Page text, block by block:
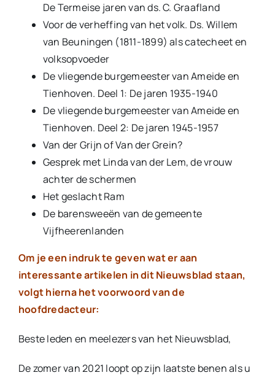
De Termeise jaren van ds. C. Graafland
Voor de verheffing van het volk. Ds. Willem
van Beuningen (1811-1899) als catecheet en
volksopvoeder
De vliegende burgemeester van Ameide en
Tienhoven. Deel 1: De jaren 1935-1940
De vliegende burgemeester van Ameide en
Tienhoven. Deel 2: De jaren 1945-1957
Van der Grijn of Van der Grein?
Gesprek met Linda van der Lem, de vrouw
achter de schermen
Het geslacht Ram
De barensweeën van de gemeente
Vijfheerenlanden
Om je een indruk te geven wat er aan
interessante artikelen in dit Nieuwsblad staan,
volgt hierna het voorwoord van de
hoofdredacteur:
Beste leden en meelezers van het Nieuwsblad,
De zomer van 2021 loopt op zijn laatste benen als u